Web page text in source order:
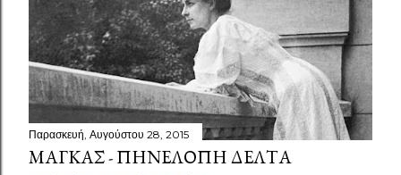
Παρασκευή, Αυγούστου 28, 2015
ΜΆΓΚΑΣ - ΠΗΝΕΛΌΠΗ ΔΈΛΤΑ